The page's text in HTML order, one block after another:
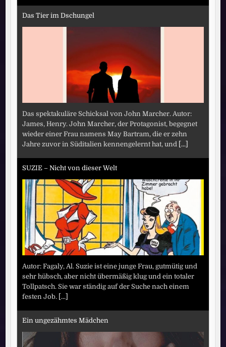
Das Tier im Dschungel
Das spektakuläre Schicksal von John Marcher. Autor:
James, Henry. John Marcher, der Protagonist, begegnet
wieder einer Frau namens May Bartram, die er zehn
Jahre zuvor in Süditalien kennengelernt hat, und [...]
SUZIE – Nicht von dieser Welt
Autor: Fagaly, Al. Suzie ist eine junge Frau, gutmütig und
sehr hübsch, aber nicht übermäßig klug und ein totaler
Tollpatsch. Sie war ständig auf der Suche nach einem
festen Job. [...]
Ein ungezähmtes Mädchen